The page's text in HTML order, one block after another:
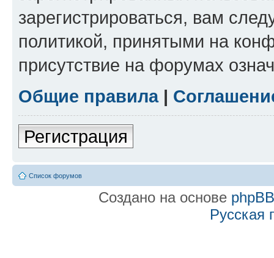
зарегистрироваться, вам
политикой, принятыми на
присутствие на форумах
Общие правила|
Регистрация
Список форумов
Создано на основе phpBB
Русская